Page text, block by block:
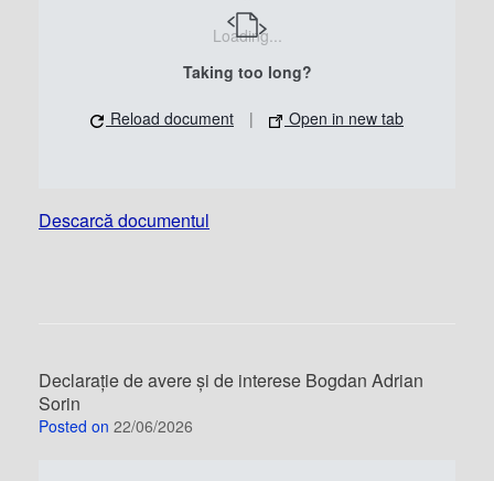
Loading...
Taking too long?
Reload document | Open in new tab
Descarcă documentul
Declarație de avere și de interese Bogdan Adrian
Sorin
Posted on 22/06/2026